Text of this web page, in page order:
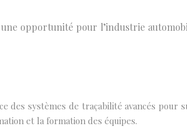
opportunité pour l’industrie
systèmes de traçabilité avancés
et la formation des équipes.